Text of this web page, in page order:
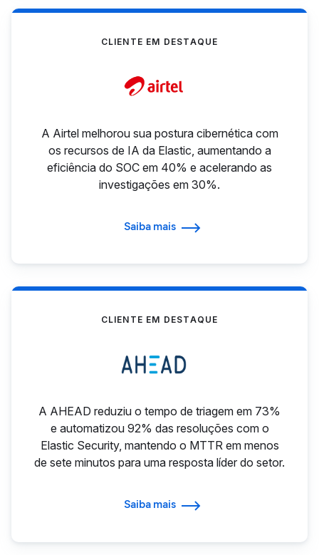
CLIENTE EM DESTAQUE
A Airtel melhorou sua postura cibernética com
os recursos de IA da Elastic, aumentando a
eficiência do SOC em 40% e acelerando as
investigações em 30%.
Saiba mais
CLIENTE EM DESTAQUE
A AHEAD reduziu o tempo de triagem em 73%
e automatizou 92% das resoluções com o
Elastic Security, mantendo o MTTR em menos
de sete minutos para uma resposta líder do setor.
Saiba mais